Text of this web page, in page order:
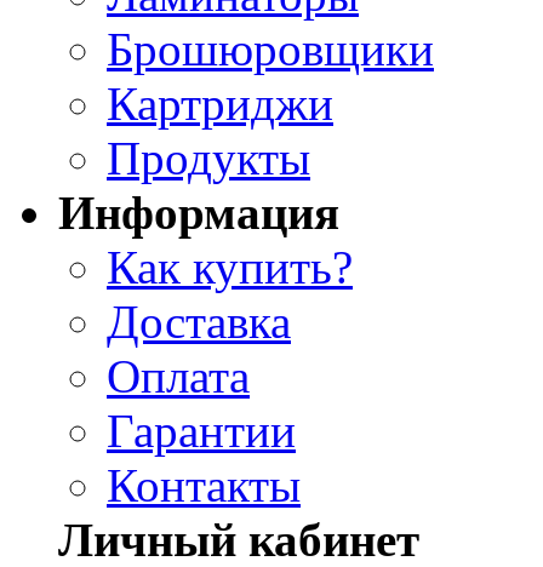
Брошюровщики
Картриджи
Продукты
Информация
Как купить?
Доставка
Оплата
Гарантии
Контакты
Личный кабинет